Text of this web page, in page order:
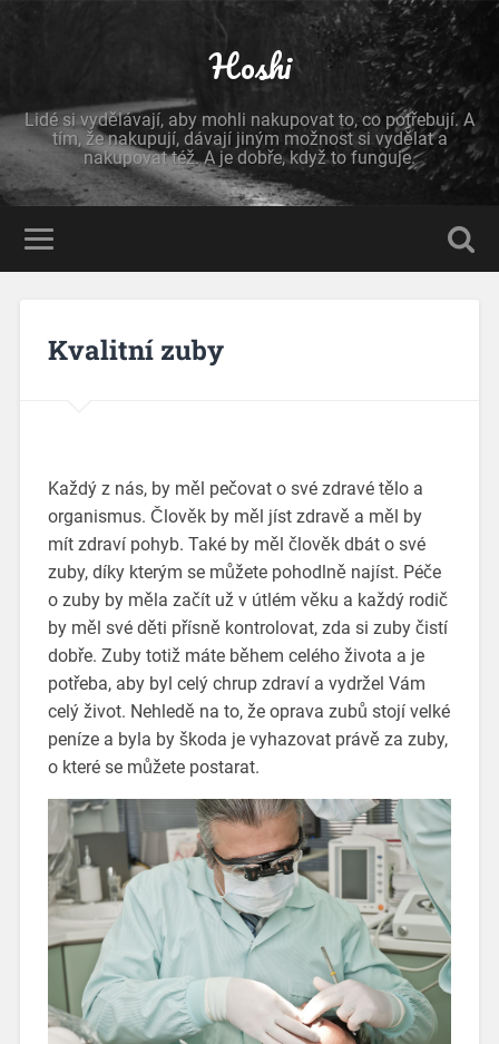
Hoshi
Lidé si vydělávají, aby mohli nakupovat to, co potřebují. A
tím, že nakupují, dávají jiným možnost si vydělat a
nakupovat též. A je dobře, když to funguje.
Kvalitní zuby
Každý z nás, by měl pečovat o své zdravé tělo a
organismus. Člověk by měl jíst zdravě a měl by
mít zdraví pohyb. Také by měl člověk dbát o své
zuby, díky kterým se můžete pohodlně najíst. Péče
o zuby by měla začít už v útlém věku a každý rodič
by měl své děti přísně kontrolovat, zda si zuby čistí
dobře. Zuby totiž máte během celého života a je
potřeba, aby byl celý chrup zdraví a vydržel Vám
celý život. Nehledě na to, že oprava zubů stojí velké
peníze a byla by škoda je vyhazovat právě za zuby,
o které se můžete postarat.